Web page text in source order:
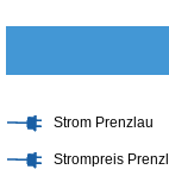
Strom Prenzlau
Strompreis